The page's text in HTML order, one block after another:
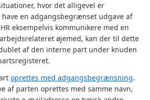
hvor det alligevel er
en adgangsbegrænset udgave af
eksempelvis kommunikere med en
øjemed, kan der til dette
af den interne part under knuden
oprettes med adgangsbegrænsning.
af parten oprettes med samme navn,